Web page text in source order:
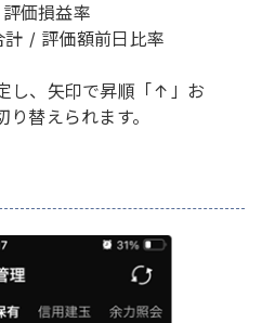
価損益率
/ 評価額前日比率
し、矢印で昇順「↑」お
替えられます。